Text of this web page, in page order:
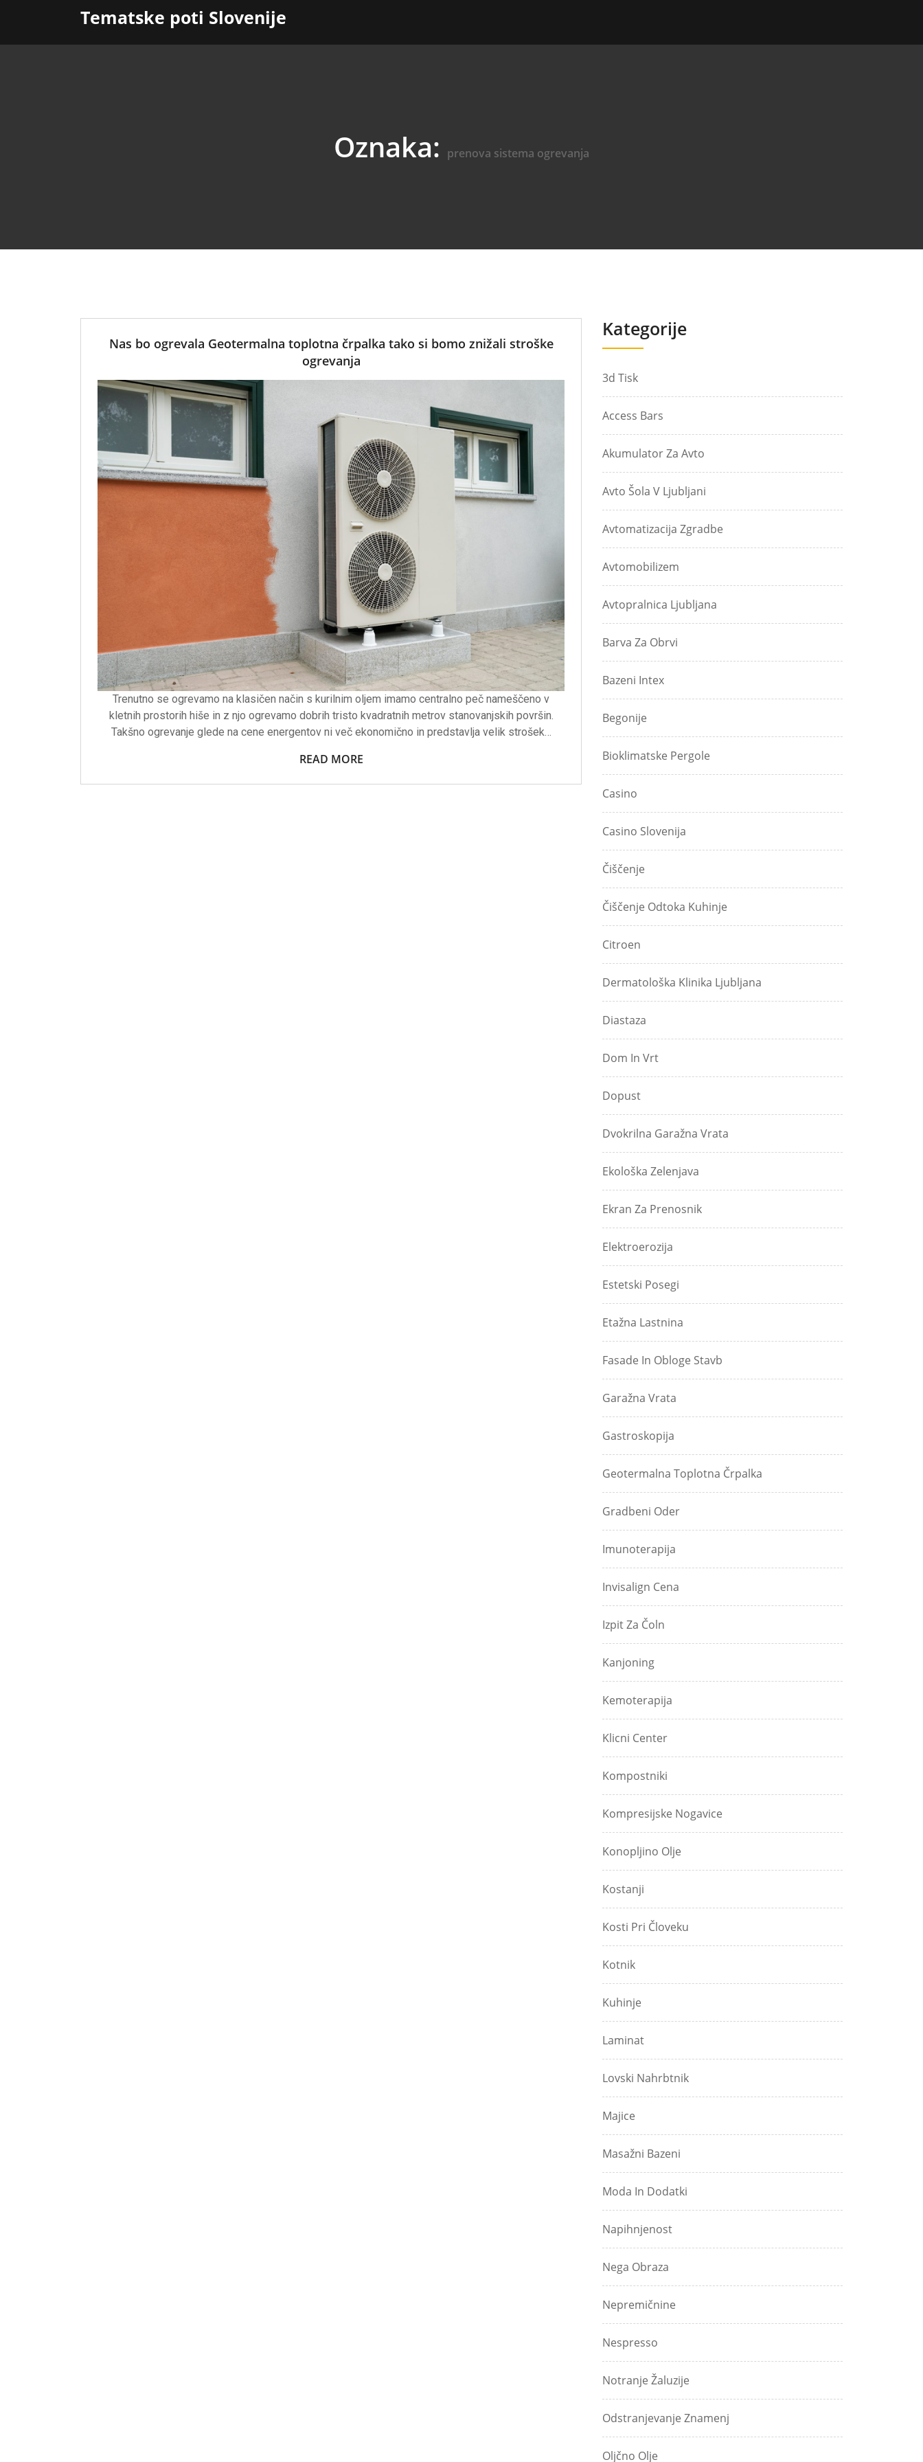
Tematske poti Slovenije
Oznaka: prenova sistema ogrevanja
Nas bo ogrevala Geotermalna toplotna črpalka tako si bomo znižali stroške
ogrevanja
Trenutno se ogrevamo na klasičen način s kurilnim oljem imamo centralno peč nameščeno v
kletnih prostorih hiše in z njo ogrevamo dobrih tristo kvadratnih metrov stanovanjskih površin.
Takšno ogrevanje glede na cene energentov ni več ekonomično in predstavlja velik strošek…
READ MORE
Kategorije
3d Tisk
Access Bars
Akumulator Za Avto
Avto Šola V Ljubljani
Avtomatizacija Zgradbe
Avtomobilizem
Avtopralnica Ljubljana
Barva Za Obrvi
Bazeni Intex
Begonije
Bioklimatske Pergole
Casino
Casino Slovenija
Čiščenje
Čiščenje Odtoka Kuhinje
Citroen
Dermatološka Klinika Ljubljana
Diastaza
Dom In Vrt
Dopust
Dvokrilna Garažna Vrata
Ekološka Zelenjava
Ekran Za Prenosnik
Elektroerozija
Estetski Posegi
Etažna Lastnina
Fasade In Obloge Stavb
Garažna Vrata
Gastroskopija
Geotermalna Toplotna Črpalka
Gradbeni Oder
Imunoterapija
Invisalign Cena
Izpit Za Čoln
Kanjoning
Kemoterapija
Klicni Center
Kompostniki
Kompresijske Nogavice
Konopljino Olje
Kostanji
Kosti Pri Človeku
Kotnik
Kuhinje
Laminat
Lovski Nahrbtnik
Majice
Masažni Bazeni
Moda In Dodatki
Napihnjenost
Nega Obraza
Nepremičnine
Nespresso
Notranje Žaluzije
Odstranjevanje Znamenj
Oljčno Olje